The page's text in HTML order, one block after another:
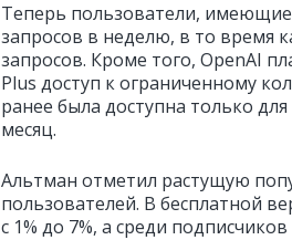
Теперь пользователи, имеющие
запросов в неделю, в то время
запросов. Кроме того, OpenAI
Plus доступ к ограниченному
ранее была доступна только
месяц.
Альтман отметил растущую
пользователей. В бесплатной
с 1% до 7%, а среди